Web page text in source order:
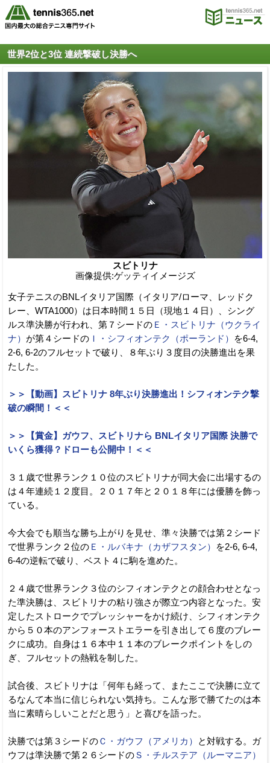
世界2位と3位 連続撃破し決勝へ
スビトリナ
画像提供:ゲッティイメージズ
女子テニスのBNLイタリア国際（イタリア/ローマ、レッドク
レー、WTA1000）は日本時間１５日（現地１４日）、シング
ルス準決勝が行われ、第７シードの Ｅ・スビトリナ（ウクライ
ナ） が第４シードの Ｉ・シフィオンテク（ポーランド）
を6-4,
2-6, 6-2のフルセットで破り、８年ぶり３度目の決勝進出を果
たした。
＞＞【動画】スビトリナ 8年ぶり決勝進出！シフィオンテク撃
破の瞬間！＜＜
＞＞【賞金】ガウフ、スビトリナら BNLイタリア国際 決勝で
いくら獲得？ドローも公開中！＜＜
３１歳で世界ランク１０位のスビトリナが同大会に出場するの
は４年連続１２度目。２０１７年と２０１８年には優勝を飾っ
ている。
今大会でも順当な勝ち上がりを見せ、準々決勝では第２シード
で世界ランク２位の Ｅ・ルバキナ（カザフスタン）
を2-6, 6-4,
6-4の逆転で破り、ベスト４に駒を進めた。
２４歳で世界ランク３位のシフィオンテクとの顔合わせとなっ
た準決勝は、スビトリナの粘り強さが際立つ内容となった。安
定したストロークでプレッシャーをかけ続け、シフィオンテク
から５０本のアンフォーストエラーを引き出して６度のブレー
クに成功。自身は１６本中１１本のブレークポイントをしの
ぎ、フルセットの熱戦を制した。
試合後、スビトリナは「何年も経って、またここで決勝に立て
るなんて本当に信じられない気持ち。こんな形で勝てたのは本
当に素晴らしいことだと思う」と喜びを語った。
決勝では第３シードのＣ・ガウフ（アメリカ）
と対戦する。ガ
ウフは準決勝で第２６シードのＳ・チルステア（ルーマニア）